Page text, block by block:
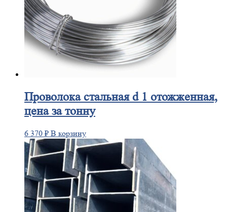
Проволокастальная d 1 отожженная,
цена за тонну
6 370 ₽ В корзину